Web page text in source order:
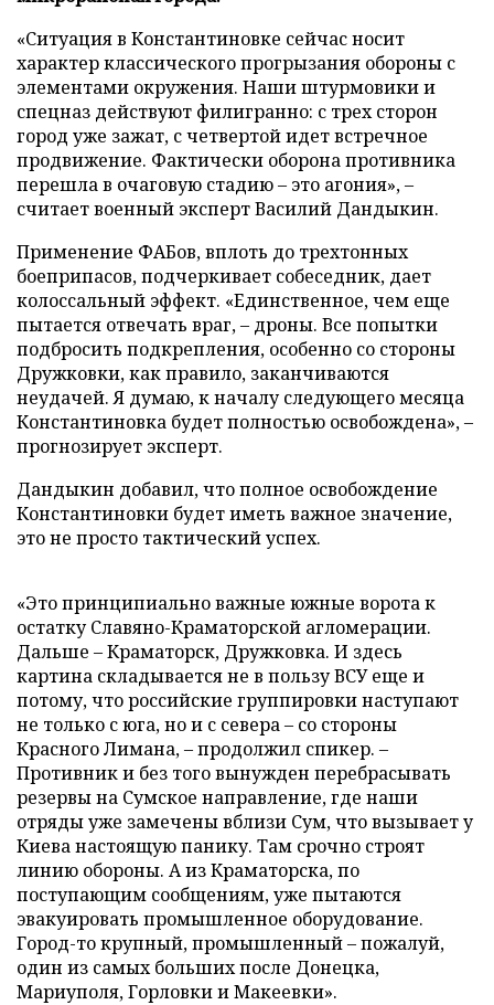
«Ситуация в Константиновке сейчас носит
характер классического прогрызания обороны с
элементами окружения. Наши штурмовики и
спецназ действуют филигранно: с трех сторон
город уже зажат, с четвертой идет встречное
продвижение. Фактически оборона противника
перешла в очаговую стадию – это агония», –
считает военный эксперт Василий Дандыкин.
Применение ФАБов, вплоть до трехтонных
боеприпасов, подчеркивает собеседник, дает
колоссальный эффект. «Единственное, чем еще
пытается отвечать враг, – дроны. Все попытки
подбросить подкрепления, особенно со стороны
Дружковки, как правило, заканчиваются
неудачей. Я думаю, к началу следующего месяца
Константиновка будет полностью освобождена», –
прогнозирует эксперт.
Дандыкин добавил, что полное освобождение
Константиновки будет иметь важное значение,
это не просто тактический успех.
«Это принципиально важные южные ворота к
остатку Славяно-Краматорской агломерации.
Дальше – Краматорск, Дружковка. И здесь
картина складывается не в пользу ВСУ еще и
потому, что российские группировки наступают
не только с юга, но и с севера – со стороны
Красного Лимана, – продолжил спикер. –
Противник и без того вынужден перебрасывать
резервы на Сумское направление, где наши
отряды уже замечены вблизи Сум, что вызывает у
Киева настоящую панику. Там срочно строят
линию обороны. А из Краматорска, по
поступающим сообщениям, уже пытаются
эвакуировать промышленное оборудование.
Город-то крупный, промышленный – пожалуй,
один из самых больших после Донецка,
Мариуполя, Горловки и Макеевки».